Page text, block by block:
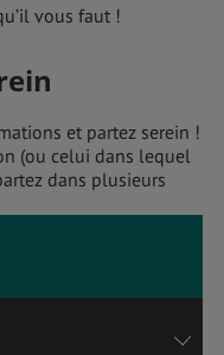
vous faut !
et partez serein !
(ou celui dans lequel
dans plusieurs